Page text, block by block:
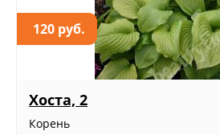
120 руб.
Хоста, 2
Корень